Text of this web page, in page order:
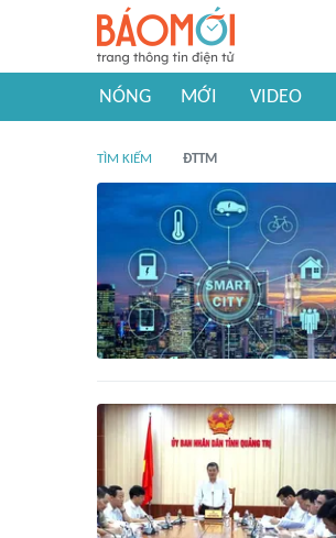
NÓNG MỚI VIDEO
TÌM KIẾM ĐTTM